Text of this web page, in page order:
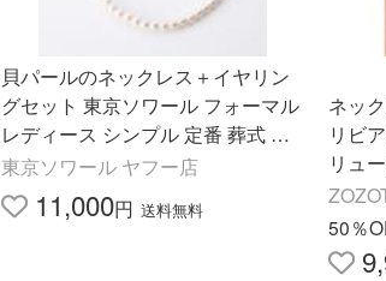
貝パールのネックレス＋イヤリン
グセット 東京ソワール フォーマル
レディース シンプル 定番 葬式 通
夜 告別式 結婚式 冠婚葬祭 慶弔両
用 5614990 5614991-10
東京ソワール ヤフー店
11,000円 送料無料
ネッ
リビ
リュ
グ ネ
50％